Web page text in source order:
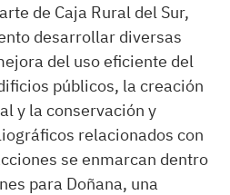
de Caja Rural del Sur,
desarrollar diversas
del uso eficiente del
públicos, la creación
y la conservación y
relacionados con
se enmarcan dentro
para Doñana, una